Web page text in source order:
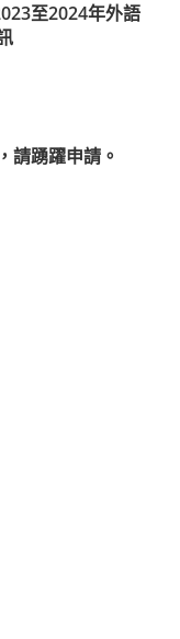
至2024年外語
請踴躍申請。